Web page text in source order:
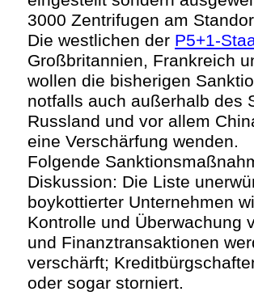
3000 Zentrifugen am
Die westlichen der P5+1-
Großbritannien, Frankreich
wollen die bisherigen
notfalls auch außerhalb des
Russland und vor allem
eine Verschärfung wenden.
Folgende
Diskussion: Die Liste
boykottierter Unternehmen
Kontrolle und Überwachung
und Finanztransaktionen
verschärft;
oder sogar storniert.